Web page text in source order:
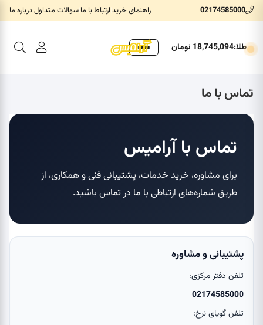
02174585000 راهنمای خرید ارتباط با ما سوالات متداولدرباره ما
طلا:18,745,094 تومان
تماس با ما
تماس با آرامیس
برای مشاوره، خرید خدمات، پشتیبانی فنی و همکاری، از
طریق شماره‌های ارتباطی با ما در تماس باشید.
پشتیبانی و مشاوره
تلفن دفتر مرکزی:
02174585000
تلفن گویای نرخ: